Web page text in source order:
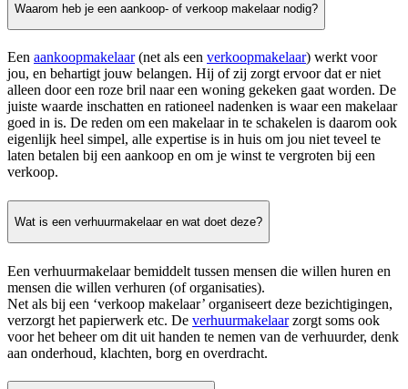
Waarom heb je een aankoop- of verkoop makelaar nodig?
Een aankoopmakelaar(net als een verkoopmakelaar) werkt voor
jou, en behartigt jouw belangen. Hij of zij zorgt ervoor dat er niet
alleen door een roze bril naar een woning gekeken gaat worden. De
juiste waarde inschatten en rationeel nadenken is waar een makelaar
goed in is. De reden om een makelaar in te schakelen is daarom ook
eigenlijk heel simpel, alle expertise is in huis om jou niet teveel te
laten betalen bij een aankoop en om je winst te vergroten bij een
verkoop.
Wat is een verhuurmakelaar en wat doet deze?
Een verhuurmakelaar bemiddelt tussen mensen die willen huren en
mensen die willen verhuren (of organisaties).
Net als bij een ‘verkoop makelaar’ organiseert deze bezichtigingen,
verzorgt het papierwerk etc. De verhuurmakelaarzorgt soms ook
voor het beheer om dit uit handen te nemen van de verhuurder, denk
aan onderhoud, klachten, borg en overdracht.